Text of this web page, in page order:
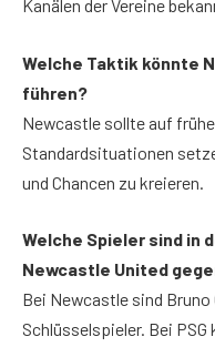
Kanälen der Vereine
Welche Taktik könnte
führen?
Newcastle sollte auf
Standardsituationen
und Chancen zu kreieren.
Welche Spieler sind in
Newcastle United
Bei Newcastle sind Bruno
Schlüsselspieler. Bei